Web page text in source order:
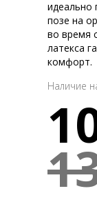
идеально
позе на
во время
латекса
комфорт.
Наличие